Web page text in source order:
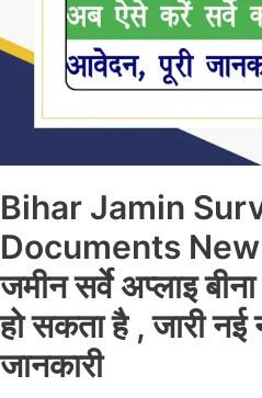
Bihar Jamin
Documents New
जमीन सर्वे अप्लाइ
हो सकता है , जारी नई
जानकारी